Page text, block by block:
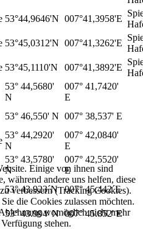
53°44,9646'N 007°41,3958'E
53°45,0312'N 007°41,3262'E
53°45,1110'N 007°41,3892'E
53° 44,5680'
N
007° 41,7420'
E
53° 46,550' N 007° 38,537' E
53° 44,2920'
N
007° 42,0840'
E
53° 43,5780'
N
007° 42,5520'
E
53° 43,923´N 007° 45,442´E
53° 43.994' N 007° 45.852' E
Einige von ihnen sind
während andere uns helfen, diese
verbessern (Tracking Cookies).
die Cookies zulassen möchten.
womöglich nicht mehr
stehen.